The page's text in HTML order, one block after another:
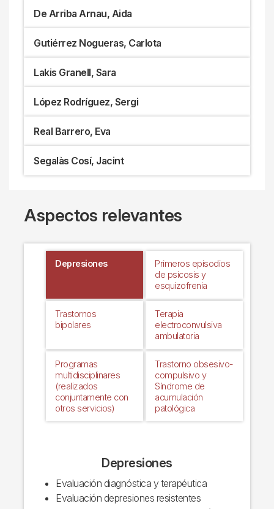
De Arriba Arnau, Aida
Gutiérrez Nogueras, Carlota
Lakis Granell, Sara
López Rodríguez, Sergi
Real Barrero, Eva
Segalàs Cosí, Jacint
Aspectos relevantes
Depresiones
Primeros episodios
de psicosis y
esquizofrenia
Trastornos
bipolares
Terapia
electroconvulsiva
ambulatoria
Programas
multidisciplinares
(realizados
conjuntamente con
otros servicios)
Trastorno obsesivo-
compulsivo y
Síndrome de
acumulación
patológica
Depresiones
Evaluación diagnóstica y terapéutica
Evaluación depresiones resistentes